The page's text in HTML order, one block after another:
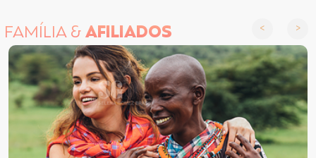
FAMÍLIA &AFILIADOS